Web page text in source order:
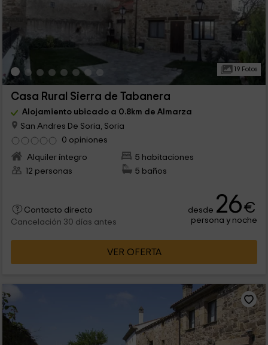
19 Fotos
Casa Rural Sierra de Tabanera
Alojamiento ubicado a 0.8km de Almarza
San Andres De Soria, Soria
0 opiniones
Alquiler íntegro
5 habitaciones
12 personas
5 baños
Contacto directo
Cancelación 30 días antes
desde 26€
persona y noche
VER OFERTA